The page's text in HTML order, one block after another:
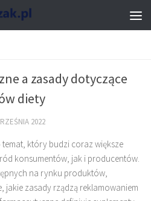
a zasady dotyczące
diety
2022
który budzi coraz większe
konsumentów, jak i producentów.
na rynku produktów,
jakie zasady rządzą reklamowaniem